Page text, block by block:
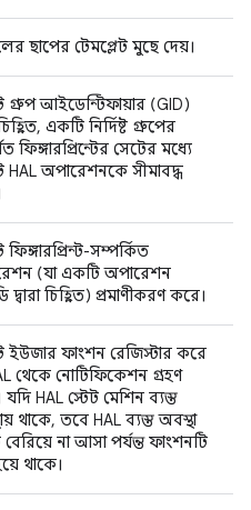
ছাপের টেমপ্লেট মুছে দেয়।
গ্রুপ আইডেন্টিফায়ার (GID)
চিহ্নিত, একটি নির্দিষ্ট গ্রুপের
ফিঙ্গারপ্রিন্টের সেটের মধ্যে
HAL অপারেশনকে সীমাবদ্ধ
সম্পর্কিত
(যা একটি অপারেশন
চিহ্নিত) প্রমাণীকরণ করে।
ইউজার ফাংশন রেজিস্টার করে
থেকে নোটিফিকেশন গ্রহণ
HAL স্টেট মেশিন ব্যস্ত
থাকে, তবে HAL ব্যস্ত অবস্থা
না আসা পর্যন্ত ফাংশনটি
থাকে।